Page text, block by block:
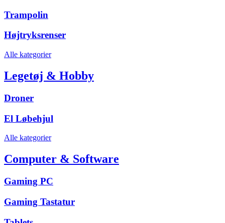
Trampolin
Højtryksrenser
Alle kategorier
Legetøj & Hobby
Droner
El Løbehjul
Alle kategorier
Computer & Software
Gaming PC
Gaming Tastatur